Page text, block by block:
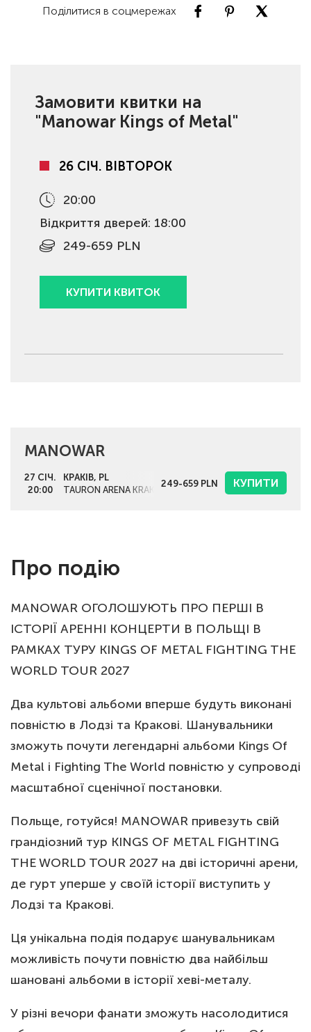
Поділитися в соцмережах
Замовити квитки на
"Manowar Kings of Metal"
26 СІЧ. ВІВТОРОК
20:00
Відкриття дверей: 18:00
249-659 PLN
КУПИТИ КВИТОК
MANOWAR
27 СІЧ.
20:00
КРАКІВ, PL
TAURON ARENA KRAKÓW
249-659 PLN КУПИТИ
Про подію
MANOWAR ОГОЛОШУЮТЬ ПРО ПЕРШІ В
ІСТОРІЇ АРЕННІ КОНЦЕРТИ В ПОЛЬЩІ В
РАМКАХ ТУРУ KINGS OF METAL FIGHTING THE
WORLD TOUR 2027
Два культові альбоми вперше будуть виконані
повністю в Лодзі та Кракові. Шанувальники
зможуть почути легендарні альбоми Kings Of
Metal і Fighting The World повністю у супроводі
масштабної сценічної постановки.
Польще, готуйся! MANOWAR привезуть свій
грандіозний тур KINGS OF METAL FIGHTING
THE WORLD TOUR 2027 на дві історичні арени,
де гурт уперше у своїй історії виступить у
Лодзі та Кракові.
Ця унікальна подія подарує шанувальникам
можливість почути повністю два найбільш
шановані альбоми в історії хеві-металу.
У різні вечори фанати зможуть насолодитися